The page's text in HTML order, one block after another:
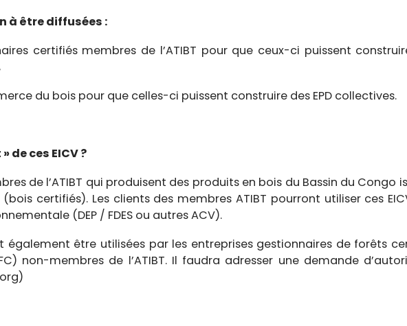
à être diffusées :
certifiés membres de l’ATIBT pour que ceux-ci puissent
du bois pour que celles-ci puissent construire des EPD collectives.
de ces EICV ?
de l’ATIBT qui produisent des produits en bois du Bassin du Congo
certifiés). Les clients des membres ATIBT pourront utiliser ces
(DEP / FDES ou autres ACV).
également être utilisées par les entreprises gestionnaires de forêts
non-membres de l’ATIBT. Il faudra adresser une demande